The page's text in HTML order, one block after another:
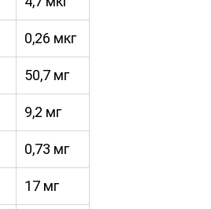
0,26 мкг
50,7 мг
9,2 мг
0,73 мг
17 мг